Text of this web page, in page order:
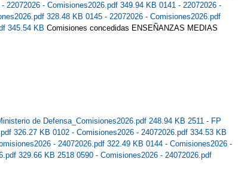
- 22072026 - Comisiones2026.pdf 349.94 KB 0141 - 22072026 -
328.48 KB 0145 - 22072026 - Comisiones2026.pdf
345.54 KB Comisiones concedidas ENSEÑANZAS MEDIAS
de Defensa_Comisiones2026.pdf 248.94 KB 2511 - FP
326.27 KB 0102 - Comisiones2026 - 24072026.pdf 334.53 KB
- 24072026.pdf 322.49 KB 0144 - Comisiones2026 -
329.66 KB 2518 0590 - Comisiones2026 - 24072026.pdf